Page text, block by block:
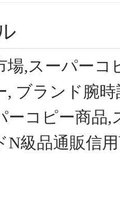
場,スーパー
, ブランド腕
ーコピー商品
N級品通販信